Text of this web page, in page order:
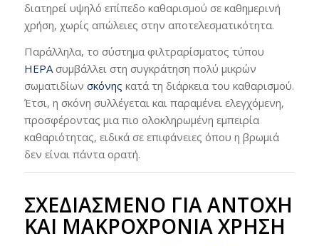
διατηρεί υψηλό επίπεδο καθαρισμού σε καθημερινή
χρήση, χωρίς απώλειες στην αποτελεσματικότητα.
Παράλληλα, το σύστημα φιλτραρίσματος τύπου
HEPAσυμβάλλει στη συγκράτηση πολύ μικρών
σωματιδίων σκόνης κατά τη διάρκεια του καθαρισμού.
Έτσι, η σκόνη συλλέγεται και παραμένει ελεγχόμενη,
προσφέροντας μια πιο ολοκληρωμένη εμπειρία
καθαριότητας, ειδικά σε επιφάνειες όπου η βρωμιά
δεν είναι πάντα ορατή.
ΣΧΕΔΙΑΣΜΈΝΟ ΓΙΑ ΑΝΤΟΧΉ
ΚΑΙ ΜΑΚΡΟΧΡΌΝΙΑ ΧΡΉΣΗ